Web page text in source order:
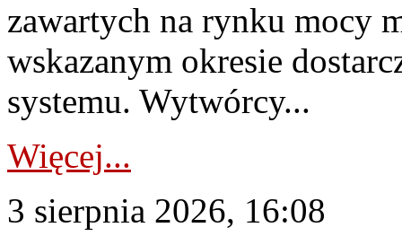
zawartych na rynku mocy
wskazanym okresie
systemu. Wytwórcy...
Więcej...
3 sierpnia 2026, 16:08